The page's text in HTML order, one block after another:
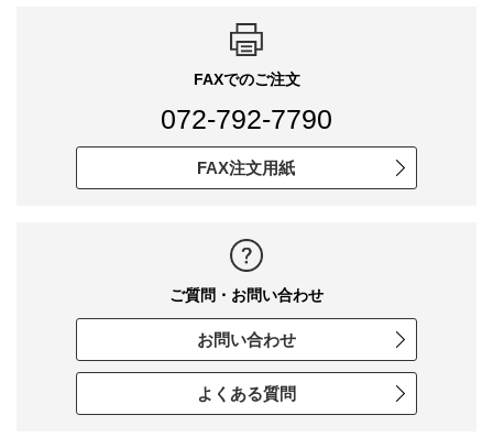
FAXでのご注文
072-792-7790
FAX注文用紙
ご質問・お問い合わせ
お問い合わせ
よくある質問